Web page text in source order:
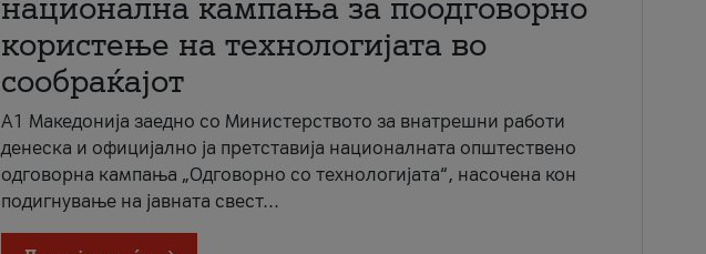
национална кампања за поодговорно
користење на технологијата во
сообраќајот
A1 Македонија заедно со Министерството за внатрешни работи
денеска и официјално ја претставија националната општествено
одговорна кампања „Одговорно со технологијата“, насочена кон
подигнување на јавната свест...